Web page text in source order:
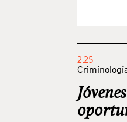
2.25